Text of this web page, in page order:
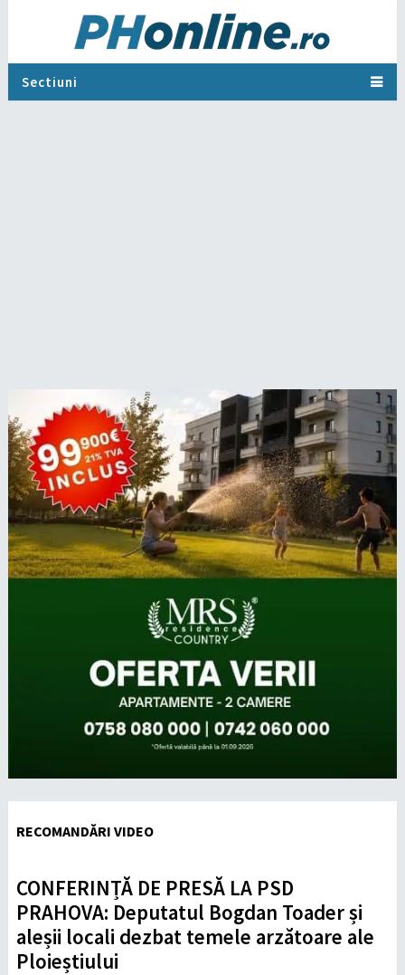
Sectiuni
RECOMANDĂRI VIDEO
CONFERINȚĂ DE PRESĂ LA PSD
PRAHOVA: Deputatul Bogdan Toader și
aleșii locali dezbat temele arzătoare ale
Ploieștiului